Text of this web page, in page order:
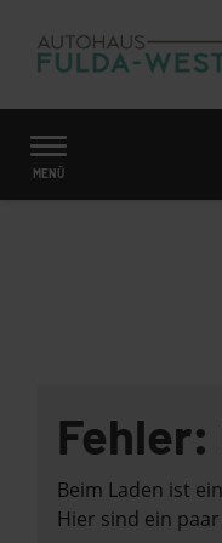
Zum
Hauptinhalt
MENÜ
Startseite
Beim Laden ist
Hier sind ein